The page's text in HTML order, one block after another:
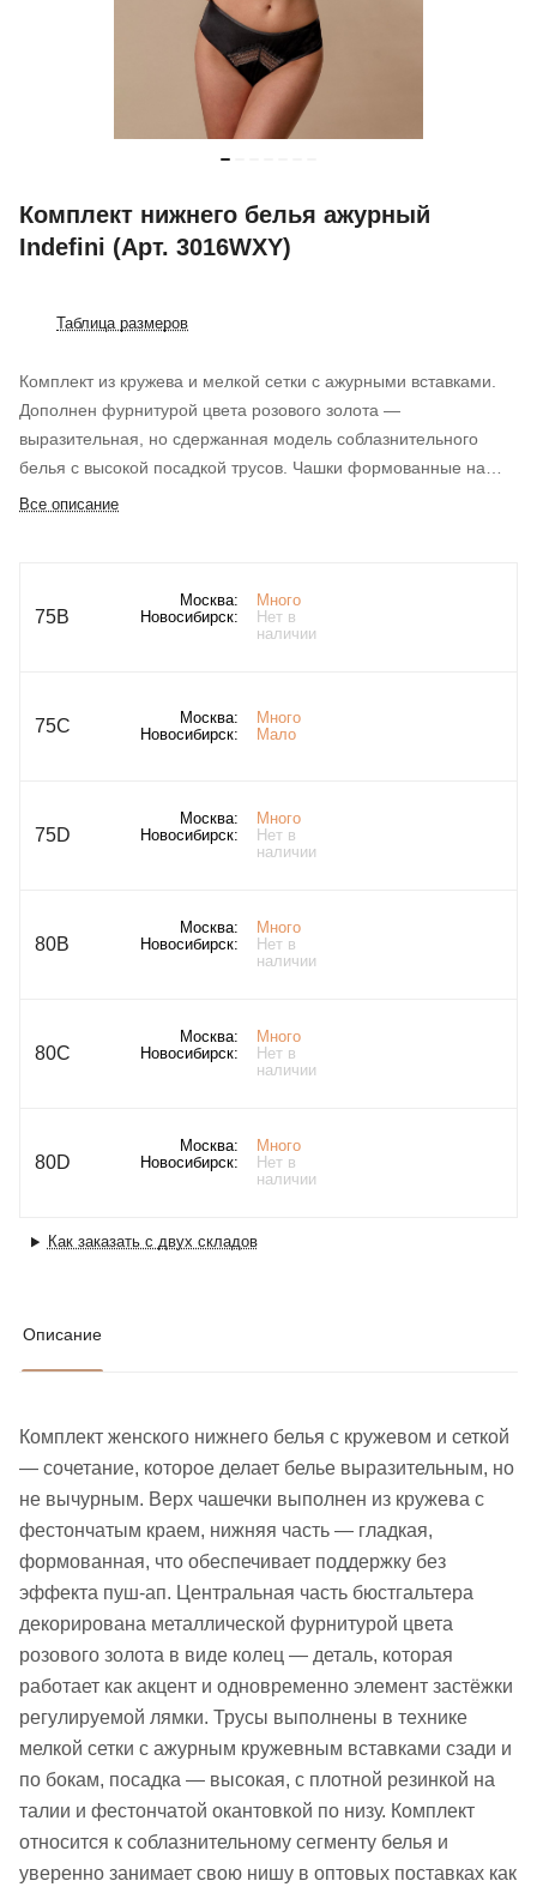
Комплект нижнего белья ажурный
Indefini (Арт. 3016WXY)
Таблица размеров
Комплект из кружева и мелкой сетки с ажурными вставками.
Дополнен фурнитурой цвета розового золота —
выразительная, но сдержанная модель соблазнительного
белья с высокой посадкой трусов. Чашки формованные на
косточках.
Все описание
75B
Москва:
Много
Новосибирск:
Нет в
наличии
75C Москва:
Много
Новосибирск:
Мало
75D
Москва:
Много
Новосибирск:
Нет в
наличии
80B
Москва:
Много
Новосибирск:
Нет в
наличии
80C
Москва:
Много
Новосибирск:
Нет в
наличии
80D
Москва:
Много
Новосибирск:
Нет в
наличии
Как заказать с двух складов
Описание
Комплект женского нижнего белья с кружевом и сеткой
— сочетание, которое делает белье выразительным, но
не вычурным. Верх чашечки выполнен из кружева с
фестончатым краем, нижняя часть — гладкая,
формованная, что обеспечивает поддержку без
эффекта пуш-ап. Центральная часть бюстгальтера
декорирована металлической фурнитурой цвета
розового золота в виде колец — деталь, которая
работает как акцент и одновременно элемент застёжки
регулируемой лямки. Трусы выполнены в технике
мелкой сетки с ажурным кружевным вставками сзади и
по бокам, посадка — высокая, с плотной резинкой на
талии и фестончатой окантовкой по низу. Комплект
относится к соблазнительному сегменту белья и
уверенно занимает свою нишу в оптовых поставках как